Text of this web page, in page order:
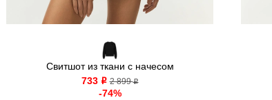
Свитшот из ткани с начесом
733 o 2 899o
-74%